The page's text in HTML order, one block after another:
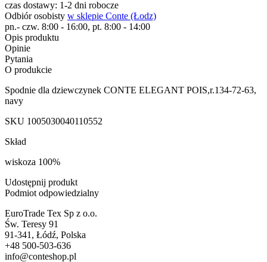
czas dostawy: 1-2 dni robocze
Odbiór osobisty w sklepie Conte (Łodz)
pn.- czw. 8:00 - 16:00, pt. 8:00 - 14:00
Opis produktu
Opinie
Pytania
O produkcie
Spodnie dla dziewczynek CONTE ELEGANT POIS,r.134-72-63,
navy
SKU 1005030040110552
Skład
wiskoza 100%
Udostępnij produkt
Podmiot odpowiedzialny
EuroTrade Tex Sp z o.o.
Św. Teresy 91
91-341, Łódź, Polska
+48 500-503-636
info@conteshop.pl